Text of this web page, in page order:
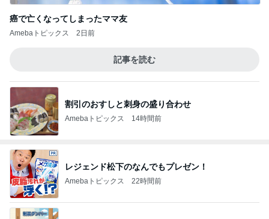
癌で亡くなってしまったママ友
Amebaトピックス 2日前
記事を読む
割引のおすしと刺身の盛り合わせ
Amebaトピックス 14時間前
レジェンド松下のなんでもプレゼン！
Amebaトピックス 22時間前